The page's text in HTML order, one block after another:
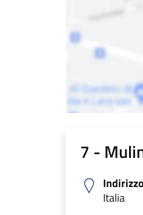
7 -
Indirizzo
Italia